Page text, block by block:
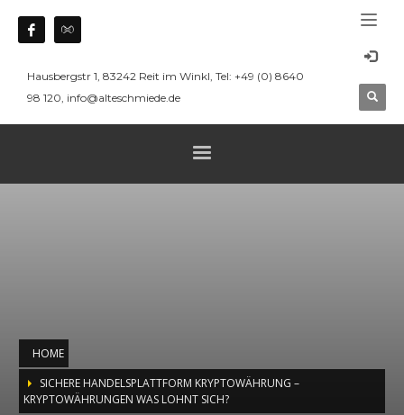
Hausbergstr 1, 83242 Reit im Winkl, Tel: +49 (0) 8640
98 120, info@alteschmiede.de
HOME
SICHERE HANDELSPLATTFORM KRYPTOWÄHRUNG –
KRYPTOWÄHRUNGEN WAS LOHNT SICH?